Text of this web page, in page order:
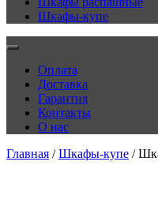
Шкафы-купе
Оплата
Доставка
Гарантия
Контакты
О нас
Главная /Шкафы-купе /